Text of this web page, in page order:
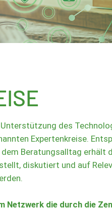
des
Expertenkreise.
Beratungsalltag erhält
diskutiert und auf
Netzwerk die durch die